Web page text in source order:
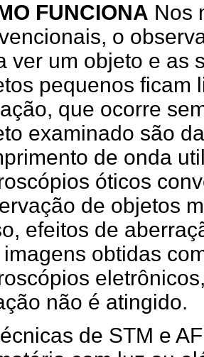
FUNCIONA Nos
o
ver um objeto e as
pequenos ficam
que ocorre
examinado são
de onda
óticos
de objetos
efeitos de
imagens obtidas
não é atingido.
de STM e